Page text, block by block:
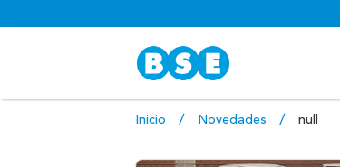
Inicio Novedades null